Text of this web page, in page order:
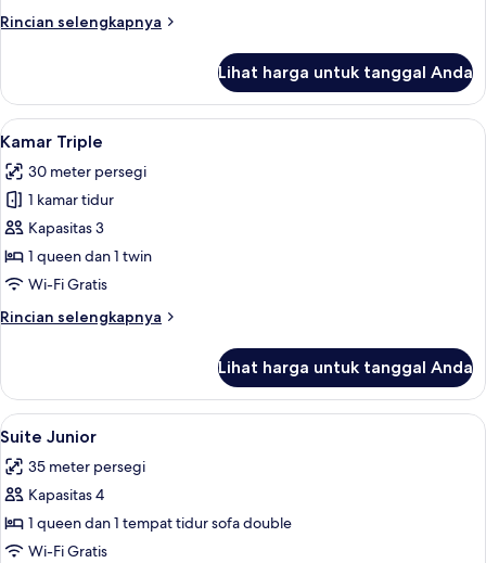
Twin
Rincian selengkapnya
Rincian
Kamar,
Tempat
Twin
Lihat harga untuk tanggal Anda
Lihat
semua
foto
untuk
Kamar
Triple
Kamar Triple | Minibar, brankas, meja
4
Kamar Triple
30 meter persegi
1 kamar tidur
Kapasitas 3
1 queen dan 1 twin
Wi-Fi Gratis
Rincian selengkapnya
Rincian
Kamar
Triple
Lihat harga untuk tanggal Anda
Lihat
semua
foto
untuk
Suite
Junior
Minibar, brankas, meja kerja, dan
5
Suite Junior
35 meter persegi
Kapasitas 4
1 queen dan 1 tempat tidur sofa double
Wi-Fi Gratis